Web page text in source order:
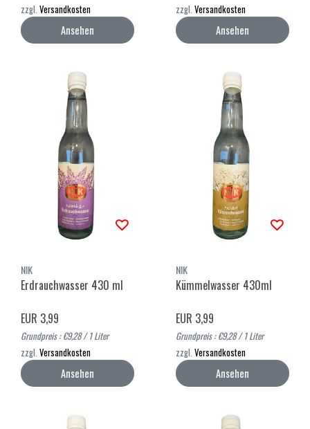
zzgl. Versandkosten
Ansehen
zzgl. Versandkosten
Ansehen
NIK
Erdrauchwasser 430 ml
EUR 3,99
Grundpreis : €9,28 / 1 Liter
zzgl. Versandkosten
Ansehen
NIK
Kümmelwasser 430ml
EUR 3,99
Grundpreis : €9,28 / 1 Liter
zzgl. Versandkosten
Ansehen